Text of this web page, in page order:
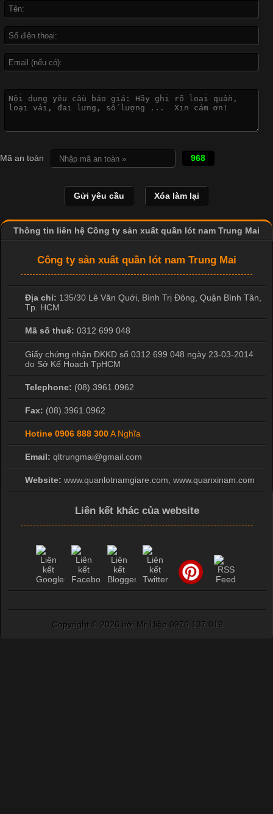
là một trong những công nghệ phổ biến nhờ khả năng tạo ra
dụng rộng rãi trong sản xuất áo thun, đồ thể thao
Vì Sao Cơ Sở Sản Xuất Quần Lót Nam Ưa Chuộng Vải
Cotton?
Vải cotton là một trong những chất liệu được sử dụng rộng rãi
và thấm hút mồ hôi tốt. Đây cũng là loại vải được nhiều công ty
sản xuất quần lót nam lựa chọn để tạo ra các sản phẩm chất
Mã an toàn 968
Thông tin liên hệ Công ty sản xuất quần lót nam Trung Mai
Công ty sản xuất quần lót nam Trung Mai
Địa chỉ: 135/30 Lê Văn Quới, Bình Trị Đông Quận Bình Tân
Tp. HCM
Mã số thuế: 0312 699 048
Giấy chứng nhận ĐKKD số 0312 699 048 ngày 23-03-2014
do Sở Kế Hoạch TpHCM
Telephone: (08).3961.0962
Fax: (08).3961.0962
Hotine 0906 888 300A Nghĩa
Email: qltrungmai@gmail.com
Website: www.quanlotnamgiare.com, www.quanxinam.com
Liên kết khác của website
Copyright © 2026 bởi Mr Hiệp 0976.137.019